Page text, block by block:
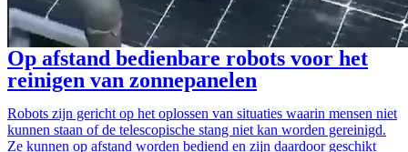
Op afstand bedienbare robots voor het
reinigen van zonnepanelen
Robots zijn gericht op het oplossen van situaties waarin mensen niet
kunnen staan of de telescopische stang niet kan worden gereinigd.
Ze kunnen op afstand worden bediend en zijn daardoor geschikt